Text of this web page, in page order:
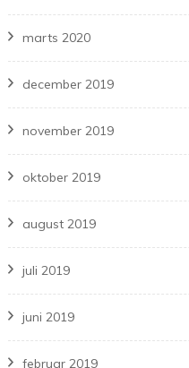
marts 2020
december 2019
november 2019
oktober 2019
august 2019
juli 2019
juni 2019
februar 2019